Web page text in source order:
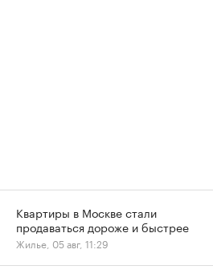
Квартиры в Москве стали
продаваться дороже и быстрее
Жилье, 05 авг, 11:29